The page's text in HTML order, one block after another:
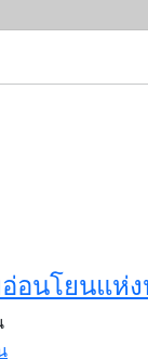
อนโยนแห่ง